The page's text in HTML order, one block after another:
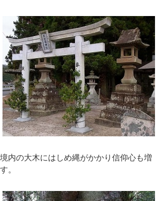
境内の大木にはしめ縄がかかり信仰心も増
す。